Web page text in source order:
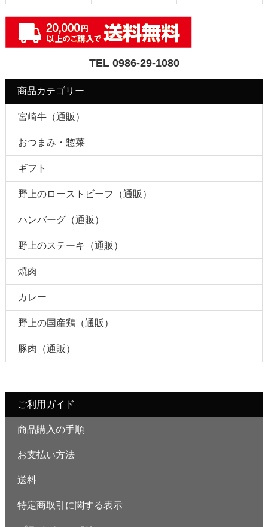
TEL 0986-29-1080
商品カテゴリー
宮崎牛（通販）
おつまみ・惣菜
ギフト
野上のローストビーフ（通販）
ハンバーグ（通販）
野上のステーキ（通販）
焼肉
カレー
野上の国産鶏（通販）
豚肉（通販）
ご利用ガイド
商品購入の手順
お支払い方法
送料
特定商取引に関する表示